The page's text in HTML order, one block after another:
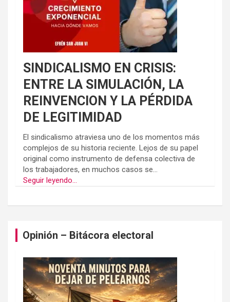
SINDICALISMO EN CRISIS:
ENTRE LA SIMULACIÓN, LA
REINVENCION Y LA PÉRDIDA
DE LEGITIMIDAD
El sindicalismo atraviesa uno de los momentos más
complejos de su historia reciente. Lejos de su papel
original como instrumento de defensa colectiva de
los trabajadores, en muchos casos se...
Seguir leyendo...
Opinión – Bitácora electoral